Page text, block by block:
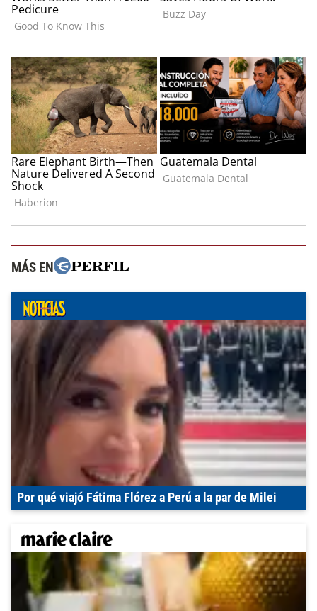
MÁS EN
Por qué viajó Fátima Flórez a Perú a la par de Milei